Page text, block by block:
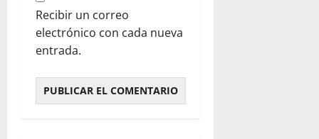
Recibir un correo
electrónico con cada nueva
entrada.